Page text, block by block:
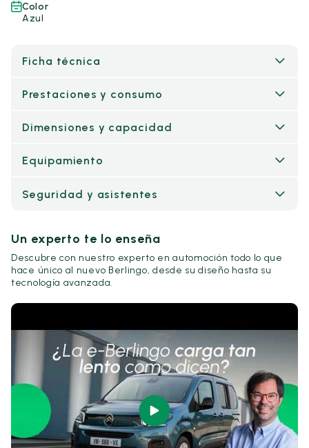
Color
Azul
Ficha técnica
Prestaciones y consumo
Dimensiones y capacidad
Equipamiento
Seguridad y asistentes
Un experto te lo enseña
Descubre con nuestro experto en automoción todo lo que
hace único al nuevo Berlingo, desde su diseño hasta su
tecnología avanzada.